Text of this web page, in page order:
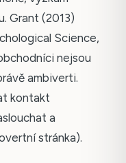
Grant (2013)
Science,
nejsou
ambiverti.
kontakt
a
stránka).